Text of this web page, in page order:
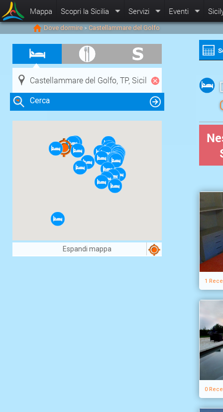
Mappa Scopri la Sicilia Servizi Eventi
Dove dormire > Castellammare del Golfo
Cerca
Clicca su una risorsa nella mappa
per visualizzare le informazioni
Espandi mappa
1
0